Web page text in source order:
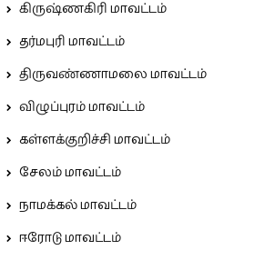
கிருஷ்ணகிரி மாவட்டம்
தர்மபுரி மாவட்டம்
திருவண்ணாமலை மாவட்டம்
விழுப்புரம் மாவட்டம்
கள்ளக்குறிச்சி மாவட்டம்
சேலம் மாவட்டம்
நாமக்கல் மாவட்டம்
ஈரோடு மாவட்டம்